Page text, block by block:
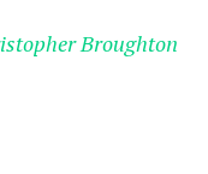
Broughton